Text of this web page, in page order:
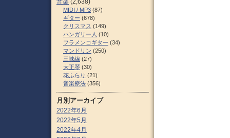
音楽 (2,638)
MIDI / MP3 (87)
ギター (678)
クリスマス (149)
ハンガリー人 (10)
フラメンコギター (34)
マンドリン (250)
三味線 (27)
大正琴 (30)
花ふらり (21)
音楽療法 (356)
月別アーカイブ
2022年6月
2022年5月
2022年4月